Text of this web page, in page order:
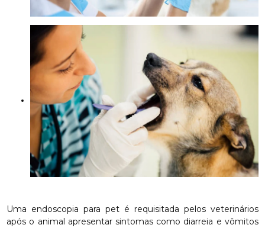
Uma endoscopia para pet é requisitada pelos veterinários
após o animal apresentar sintomas como diarreia e vômitos